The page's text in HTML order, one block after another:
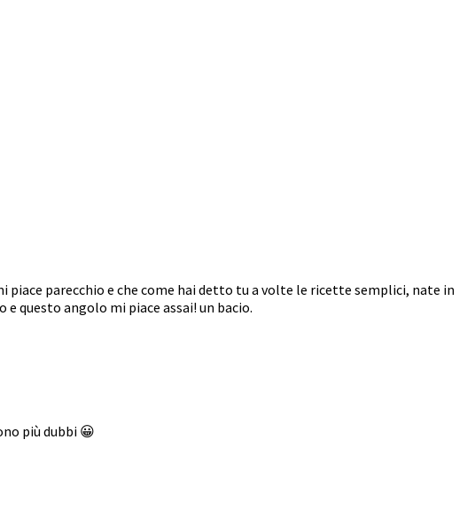
piace parecchio e che come hai detto tu a volte le ricette semplici, nate in
questo angolo mi piace assai! un bacio.
più dubbi 😀